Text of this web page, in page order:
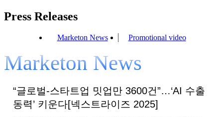
Press Releases
Marketon News Promotional video
Marketon News
“글로벌-스타트업 밋업만 3600건”…‘AI 수출
동력’ 키운다[넥스트라이즈 2025]